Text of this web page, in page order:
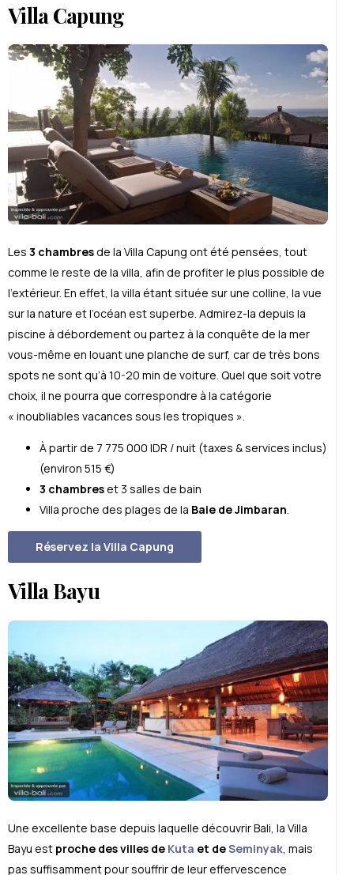
Villa Capung
Les 3 chambresde la Villa Capung ont été pensées, tout
comme le reste de la villa, afin de profiter le plus possible de
l’extérieur. En effet, la villa étant située sur une colline, la vue
sur la nature et l’océan est superbe. Admirez-la depuis la
piscine à débordement ou partez à la conquête de la mer
vous-même en louant une planche de surf, car de très bons
spots ne sont qu’à 10-20 min de voiture. Quel que soit votre
choix, il ne pourra que correspondre à la catégorie
« inoubliables vacances sous les tropiques ».
À partir de 7 775 000 IDR / nuit (taxes & services inclus)
(environ 515 €)
3 chambreset 3 salles de bain
Villa proche des plages de la Baie de Jimbaran.
Réservez la Villa Capung
Villa Bayu
Une excellente base depuis laquelle découvrir Bali, la Villa
Bayu est proche des villes de Kuta et deSeminyak , mais
pas suffisamment pour souffrir de leur effervescence